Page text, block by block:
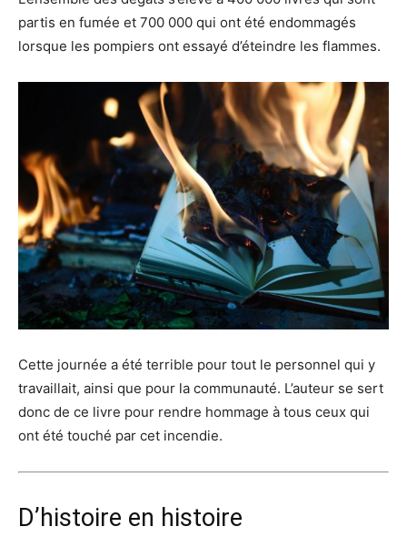
partis en fumée et 700 000 qui ont été endommagés
lorsque les pompiers ont essayé d’éteindre les flammes.
Cette journée a été terrible pour tout le personnel qui y
travaillait, ainsi que pour la communauté. L’auteur se sert
donc de ce livre pour rendre hommage à tous ceux qui
ont été touché par cet incendie.
D’histoire en histoire